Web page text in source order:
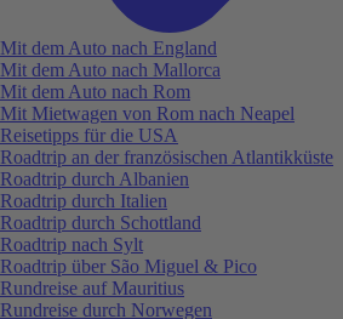
Mit dem Auto nach England
Mit dem Auto nach Mallorca
Mit dem Auto nach Rom
Mit Mietwagen von Rom nach Neapel
Reisetipps für die USA
Roadtrip an der französischen Atlantikküste
Roadtrip durch Albanien
Roadtrip durch Italien
Roadtrip durch Schottland
Roadtrip nach Sylt
Roadtrip über São Miguel & Pico
Rundreise auf Mauritius
Rundreise durch Norwegen